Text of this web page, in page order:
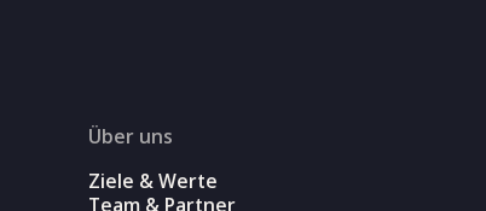
Über uns
Ziele & Werte
Team & Partner